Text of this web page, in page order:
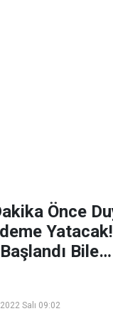
Önce
Salı 09:02